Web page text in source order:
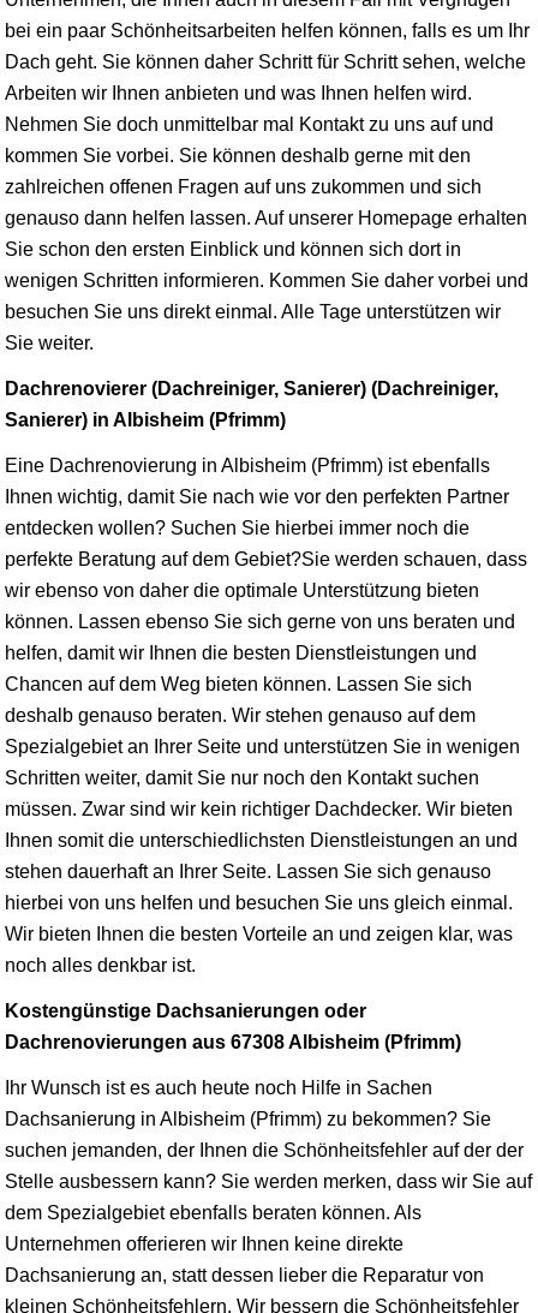
bei ein paar Schönheitsarbeiten helfen können, falls es um Ihr
Dach geht. Sie können daher Schritt für Schritt sehen, welche
Arbeiten wir Ihnen anbieten und was Ihnen helfen wird.
Nehmen Sie doch unmittelbar mal Kontakt zu uns auf und
kommen Sie vorbei. Sie können deshalb gerne mit den
zahlreichen offenen Fragen auf uns zukommen und sich
genauso dann helfen lassen. Auf unserer Homepage erhalten
Sie schon den ersten Einblick und können sich dort in
wenigen Schritten informieren. Kommen Sie daher vorbei und
besuchen Sie uns direkt einmal. Alle Tage unterstützen wir
Sie weiter.
Dachrenovierer (Dachreiniger, Sanierer) (Dachreiniger,
Sanierer) in Albisheim (Pfrimm)
Eine Dachrenovierung in Albisheim (Pfrimm) ist ebenfalls
Ihnen wichtig, damit Sie nach wie vor den perfekten Partner
entdecken wollen? Suchen Sie hierbei immer noch die
perfekte Beratung auf dem Gebiet?Sie werden schauen, dass
wir ebenso von daher die optimale Unterstützung bieten
können. Lassen ebenso Sie sich gerne von uns beraten und
helfen, damit wir Ihnen die besten Dienstleistungen und
Chancen auf dem Weg bieten können. Lassen Sie sich
deshalb genauso beraten. Wir stehen genauso auf dem
Spezialgebiet an Ihrer Seite und unterstützen Sie in wenigen
Schritten weiter, damit Sie nur noch den Kontakt suchen
müssen. Zwar sind wir kein richtiger Dachdecker. Wir bieten
Ihnen somit die unterschiedlichsten Dienstleistungen an und
stehen dauerhaft an Ihrer Seite. Lassen Sie sich genauso
hierbei von uns helfen und besuchen Sie uns gleich einmal.
Wir bieten Ihnen die besten Vorteile an und zeigen klar, was
noch alles denkbar ist.
Kostengünstige Dachsanierungen oder
Dachrenovierungen aus 67308 Albisheim (Pfrimm)
Ihr Wunsch ist es auch heute noch Hilfe in Sachen
Dachsanierung in Albisheim (Pfrimm) zu bekommen? Sie
suchen jemanden, der Ihnen die Schönheitsfehler auf der der
Stelle ausbessern kann? Sie werden merken, dass wir Sie auf
dem Spezialgebiet ebenfalls beraten können. Als
Unternehmen offerieren wir Ihnen keine direkte
Dachsanierung an, statt dessen lieber die Reparatur von
kleinen Schönheitsfehlern. Wir bessern die Schönheitsfehler